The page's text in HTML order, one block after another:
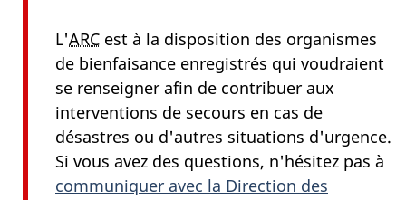
L'ARC est à la disposition des organismes
de bienfaisance enregistrés qui voudraient
se renseigner afin de contribuer aux
interventions de secours en cas de
désastres ou d'autres situations d'urgence.
Si vous avez des questions, n'hésitez pas à
communiquer avec la Direction des